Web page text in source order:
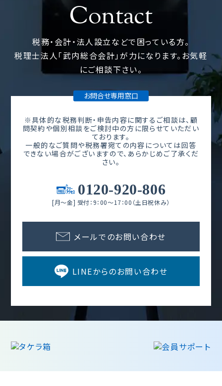
Contact
税務・会計・法人設立などで困っている方。
税理士法人「武内総合会計」が力になります。お気軽
にご相談下さい。
※具体的な税務判断・申告内容に関するご相談は、顧
問契約や個別相談をご検討中の方に限らせていただい
ております。
一般的なご質問や税務署宛ての内容については回答
できない場合がございますので、あらかじめご了承くだ
さい。
お問合せ専用窓口
0120-920-806
[月～金] 受付：9：00～17：00（土日祝休み）
メールでのお問い合わせ
LINEからのお問い合わせ